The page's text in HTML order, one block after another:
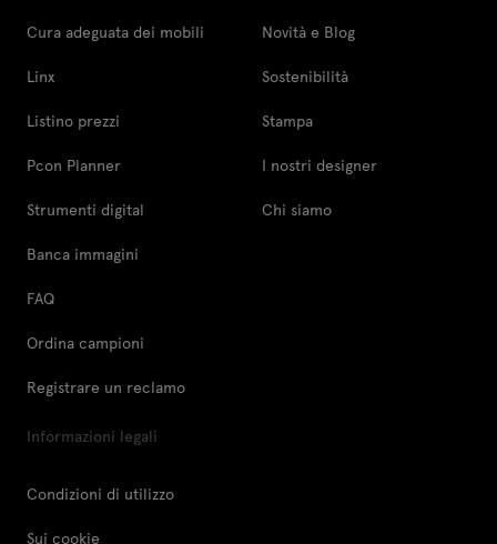
Cura adeguata dei mobili
Linx
Listino prezzi
Pcon Planner
Strumenti digital
Banca immagini
FAQ
Ordina campioni
Registrare un reclamo
Novità e Blog
Sostenibilità
Stampa
I nostri designer
Chi siamo
Informazioni legali
Condizioni di utilizzo
Sui cookie